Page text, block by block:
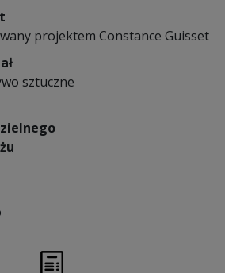
projektem Constance Guisset
sztuczne